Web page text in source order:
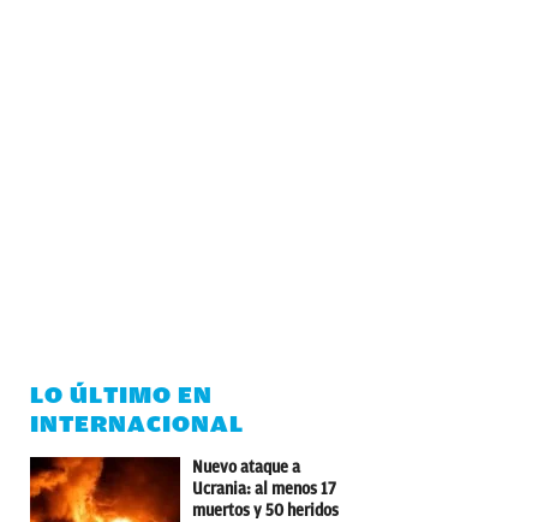
LO ÚLTIMO EN
INTERNACIONAL
Nuevo ataque a
Ucrania: al menos 17
muertos y 50 heridos